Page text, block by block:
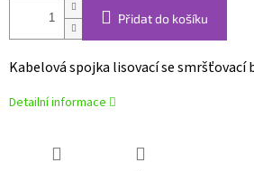
Přidat do košíku
Kabelová spojka lisovací se smršťovací
Detailní informace